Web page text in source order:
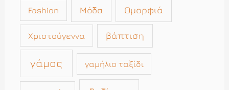
Fashion Μόδα Ομορφιά
Χριστούγεννα βάπτιση
γάμος γαμήλιο ταξίδι